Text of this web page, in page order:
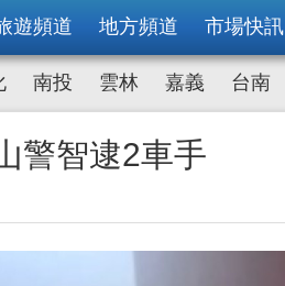
遊頻道 地方頻道 市場快訊
南投 雲林 嘉義 台南
警智逮2車手